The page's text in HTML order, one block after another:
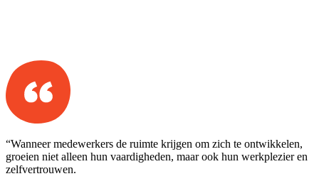
“Wanneer medewerkers de ruimte krijgen om zich te ontwikkelen,
groeien niet alleen hun vaardigheden, maar ook hun werkplezier en
zelfvertrouwen.